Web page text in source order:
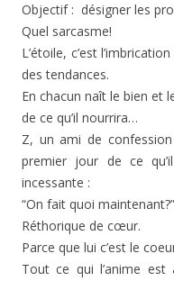
Objectif : désigner les
Quel sarcasme!
L’étoile, c’est
des tendances.
En chacun naît le bien et
de ce qu’il nourrira…
Z, un ami de
premier jour de ce
incessante :
“On fait quoi maintenant?”
Réthorique de cœur.
Parce que lui c’est le
Tout ce qui l’anime